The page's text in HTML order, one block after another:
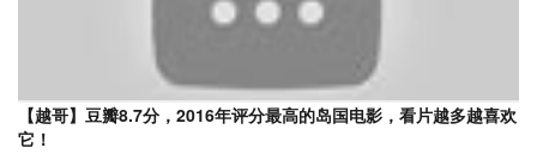
【越哥】豆瓣8.7分，2016年评分最高的岛国电影，看片越多越喜欢
它！